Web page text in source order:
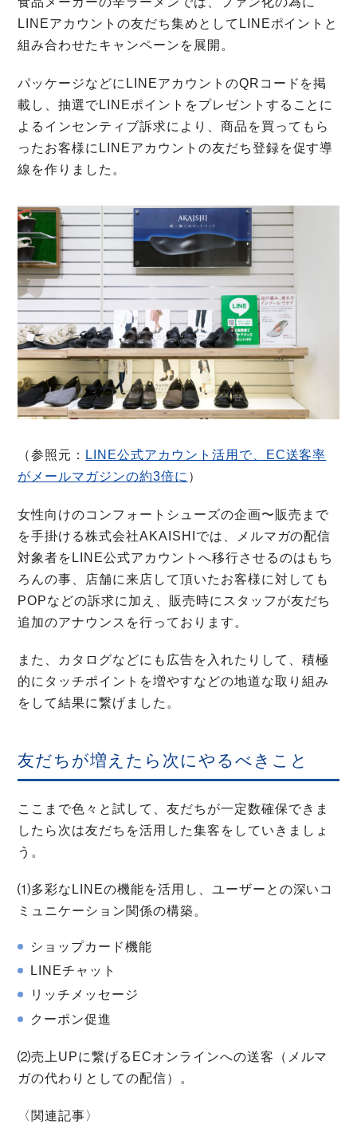
LINEアカウントの友だち集めとしてLINEポイントと
組み合わせたキャンペーンを展開。
パッケージなどにLINEアカウントのQRコードを掲
載し、抽選でLINEポイントをプレゼントすることに
よるインセンティブ訴求により、商品を買ってもら
ったお客様にLINEアカウントの友だち登録を促す導
線を作りました。
（参照元：
LINE公式アカウント活用で、EC送客率
がメールマガジンの約3倍に ）
女性向けのコンフォートシューズの企画〜販売まで
を手掛ける株式会社AKAISHIでは、メルマガの配信
対象者をLINE公式アカウントへ移行させるのはもち
ろんの事、店舗に来店して頂いたお客様に対しても
POPなどの訴求に加え、販売時にスタッフが友だち
追加のアナウンスを行っております。
また、カタログなどにも広告を入れたりして、積極
的にタッチポイントを増やすなどの地道な取り組み
をして結果に繋げました。
友だちが増えたら次にやるべきこと
ここまで色々と試して、友だちが一定数確保できま
したら次は友だちを活用した集客をしていきましょ
う。
⑴多彩なLINEの機能を活用し、ユーザーとの深いコ
ミュニケーション関係の構築。
ショップカード機能
LINEチャット
リッチメッセージ
クーポン促進
⑵売上UPに繋げるECオンラインへの送客（メルマ
ガの代わりとしての配信）。
〈関連記事〉